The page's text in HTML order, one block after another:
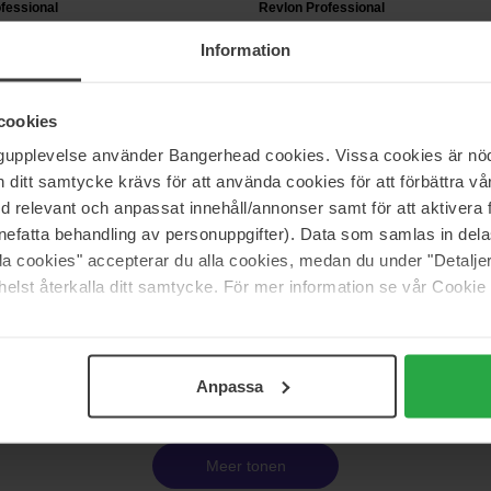
Information
använder Bangerhead cookies. Vissa cookies är
ditt samtycke krävs för att använda cookies för att förbättra
relevant och anpassat innehåll/annonser samt för att aktivera
behandling av personuppgifter). Data som samlas in
cookies" accepterar du alla cookies, medan du under
återkalla ditt samtycke. För mer information se vår
Anpassa
Revlon Professional
Nutri Color
200 ml
Revlon Professional
Meer tonen